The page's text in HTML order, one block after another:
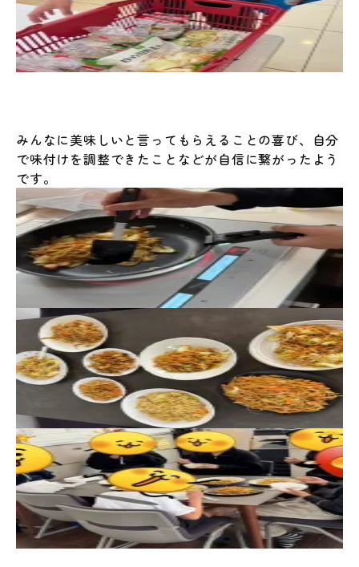
みんなに美味しいと言ってもらえることの喜び、自分
で味付けを調整できたことなどが自信に繋がったよう
です。